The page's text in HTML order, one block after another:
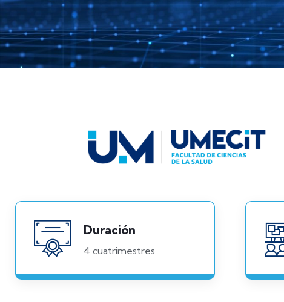
Duración
4 cuatrimestres